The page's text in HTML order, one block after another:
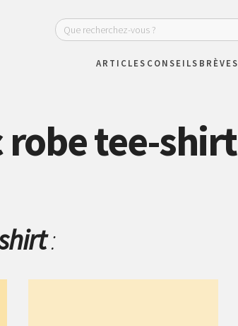
ARTICLES CONSEILS BRÈVES
robe tee-shirt
: